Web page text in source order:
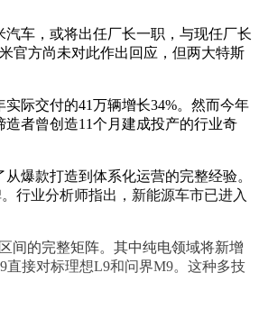
车，或将出任厂长一职，与现任厂长
官方尚未对此作出回应，但两大特斯
际交付的41万辆增长34%。然而今年
者曾创造11个月建成投产的行业奇
爆款打造到体系化运营的完整经验。
行业分析师指出，新能源车市已进入
间的完整矩阵。其中纯电领域将新增
直接对标理想L9和问界M9。这种多技